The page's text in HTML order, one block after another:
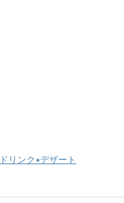
/home/
content/
ドリンク•デザート